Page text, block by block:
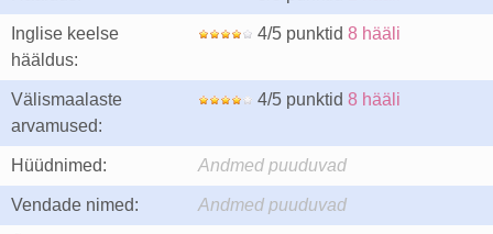
Inglise keelse
hääldus:
4/5 punktid 8 hääli
Välismaalaste
arvamused:
4/5 punktid 8 hääli
Hüüdnimed: Andmed puuduvad
Vendade nimed: Andmed puuduvad